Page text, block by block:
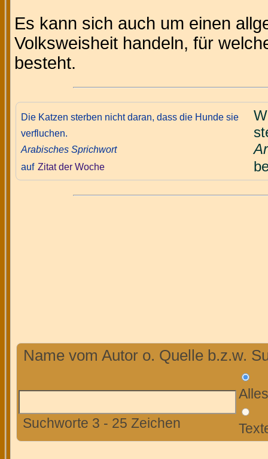
Es kann sich auch um einen
Volksweisheit handeln, für
besteht.
Die Katzen sterben nicht daran, dass die Hunde sie
verfluchen.
Arabisches Sprichwort
auf Zitat der Woche
Name vom Autor o. Quelle b.z.w.
Suchworte 3 - 25 Zeichen
Alles